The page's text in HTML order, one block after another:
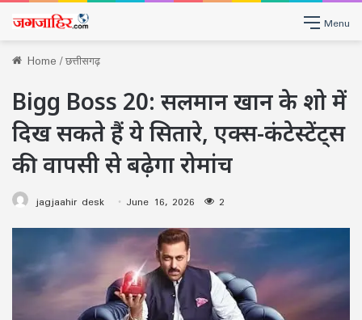
Menu
Home/छत्तीसगढ़
Bigg Boss 20: सलमान खान के शो में
दिख सकते हैं ये सितारे, एक्स-कंटेस्टेंट्स
की वापसी से बढ़ेगा रोमांच
jagjaahir desk June 16, 2026 2